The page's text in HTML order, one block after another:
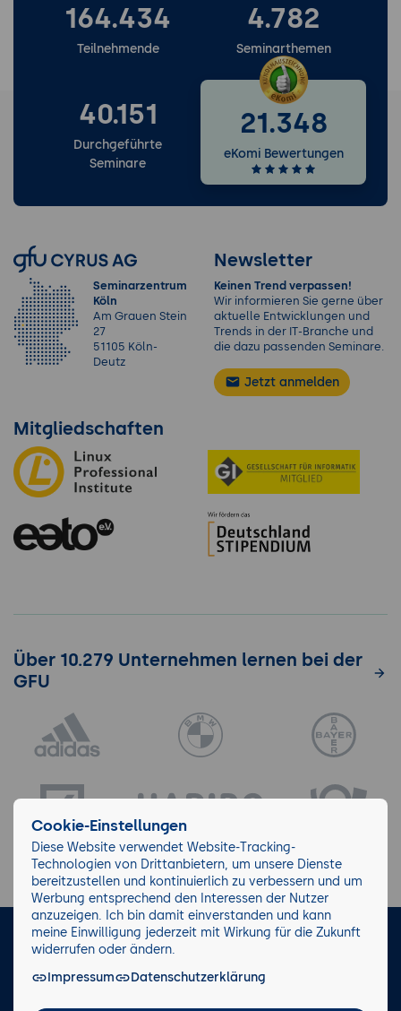
164.434
Teilnehmende
4.782
Seminarthemen
40.151
Durchgeführte
Seminare
21.348
eKomi Bewertungen
Seminarzentrum
Köln
Am Grauen Stein
27
51105 Köln-
Deutz
Newsletter
Keinen Trend verpassen!
Wir informieren Sie gerne über
aktuelle Entwicklungen und
Trends in der IT-Branche und
die dazu passenden Seminare.
Jetzt anmelden
Mitgliedschaften
Über 10.279 Unternehmen lernen bei der
GFU
LinkedIn Facebook
Cookie-Einstellungen
Diese Website verwendet Website-Tracking-
Technologien von Drittanbietern, um unsere Dienste
bereitzustellen und kontinuierlich zu verbessern und um
Werbung entsprechend den Interessen der Nutzer
anzuzeigen. Ich bin damit einverstanden und kann
meine Einwilligung jederzeit mit Wirkung für die Zukunft
widerrufen oder ändern.
Impressum
Datenschutzerklärung